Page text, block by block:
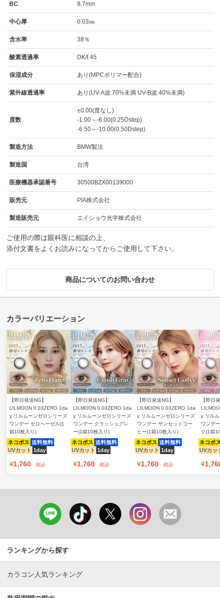
BC 8.7mm
中心厚 0.03㎜
含水率 38％
酸素透過率 DK/t 45
保湿成分 あり(MPCポリマー配合)
紫外線透過率 あり(UV-A波:70%未満 UV-B波:40%未満)
度数
±0.00(度なし)
-1.00～-6.00(0.25Dstep)
-6.50～-10.00(0.50Dstep)
製造方法 BMW製法
製造国 台湾
医療機器承認番号 30500BZX00139000
販売元 PIA株式会社
製造販売元 エイショウ光学株式会社
ご使用の際は眼科医に相談の上、
添付文書をよくお読みになってからご使用して下さい。
商品についてのお問い合わせ
【即日発送NG】
LILMOON 0.03ZERO 1da
y リルムーンゼロシリーズ
ワンデー ゼロヘーゼル(1
箱10枚入り)
ネコポス 送料無料
UVカット 1day
¥1,760 税込
【即日発送NG】
LILMOON 0.03ZERO 1da
y リルムーンゼロシリーズ
ワンデー クラッシュグレ
ー(1箱10枚入り)
ネコポス 送料無料
UVカット 1day
¥1,760 税込
【即日発送NG】
LILMOON 0.03ZERO 1da
y リルムーンゼロシリーズ
ワンデー サンセットコー
ヒー(1箱10枚入り)
ネコポス 送料無料
UVカット 1day
¥1,760 税込
【即日
y リル
ワンデ
ク(1箱
ネコポ
UVカッ
¥
ランキングから探す
カラコン人気ランキング